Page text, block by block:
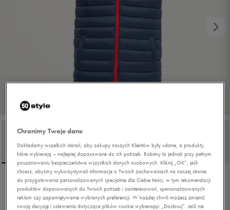
UMBRO BEZRĘKAWNIK
OBUTI
Chronimy Twoje dane
Dokładamy wszelkich starań, aby zakupy naszych Klientów były udane, a produkty,
które wybierają – najlepiej dopasowane do ich potrzeb. Robimy to jednak przy pełnym
poszanowaniu bezpieczeństwa wszystkich danych osobowych. Kliknij „OK”, jeśli
chcesz, abyśmy wykorzystywali informacje o Twoich zachowaniach na naszej stronie
do przygotowania personalizowanych specjalnie dla Ciebie treści, w tym rekomendacji
produktów dopasowanych do Twoich potrzeb i zainteresowań, spersonalizowanych
reklam czy zapamiętywanie wybranych preferencji. W każdej chwili możesz zmienić
swoją decyzję i ustawienia dotyczące plików cookie wybierając „Dostosuj”. Jeśli nie